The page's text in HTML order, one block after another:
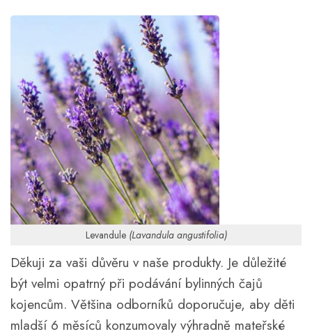
Levandule (Lavandula angustifolia)
Děkuji za vaši důvěru v naše produkty. Je důležité
být velmi opatrný při podávání bylinných čajů
kojencům. Většina odborníků doporučuje, aby děti
mladší 6 měsíců konzumovaly výhradně mateřské